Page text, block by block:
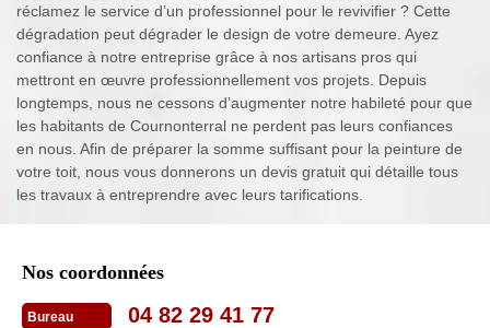
réclamez le service d’un professionnel pour le revivifier ? Cette
dégradation peut dégrader le design de votre demeure. Ayez
confiance à notre entreprise grâce à nos artisans pros qui
mettront en œuvre professionnellement vos projets. Depuis
longtemps, nous ne cessons d’augmenter notre habileté pour que
les habitants de Cournonterral ne perdent pas leurs confiances
en nous. Afin de préparer la somme suffisant pour la peinture de
votre toit, nous vous donnerons un devis gratuit qui détaille tous
les travaux à entreprendre avec leurs tarifications.
Nos coordonnées
Bureau 04 82 29 41 77